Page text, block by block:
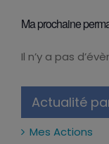
Ma prochaine
Notice
Il n’y a pas
Actualité
Mes Actions